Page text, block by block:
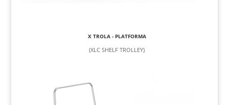
X TROLA - PLATFORMA
(XLC SHELF TROLLEY)